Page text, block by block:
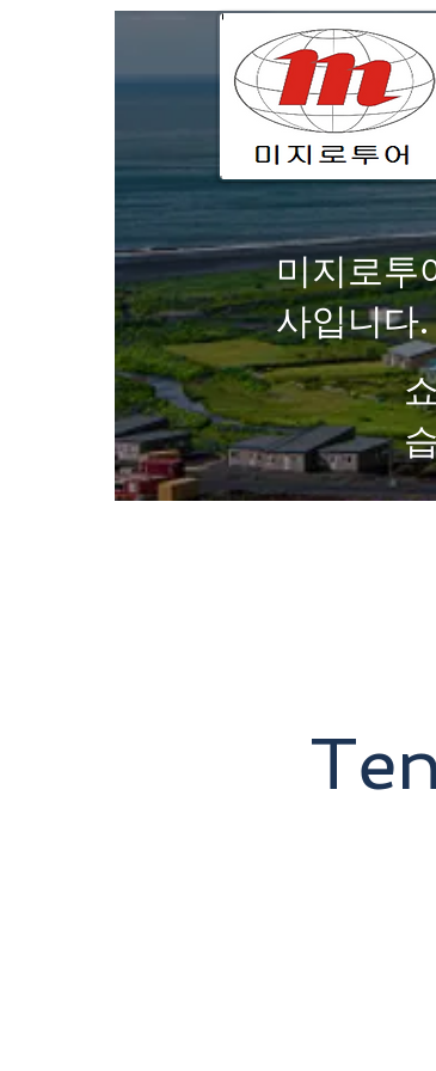
미지로투
사입니다.